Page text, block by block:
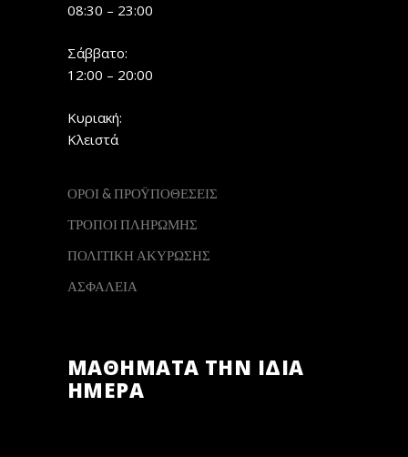
08:30 – 23:00
Σάββατο:
12:00 – 20:00
Κυριακή:
Κλειστά
ΟΡΟΙ & ΠΡΟΫΠΟΘΕΣΕΙΣ
ΤΡΟΠΟΙ ΠΛΗΡΩΜΗΣ
ΠΟΛΙΤΙΚΗ ΑΚΥΡΩΣΗΣ
ΑΣΦΑΛΕΙΑ
ΜΑΘΗΜΑΤΑ ΤΗΝ ΙΔΙΑ
ΗΜΕΡΑ